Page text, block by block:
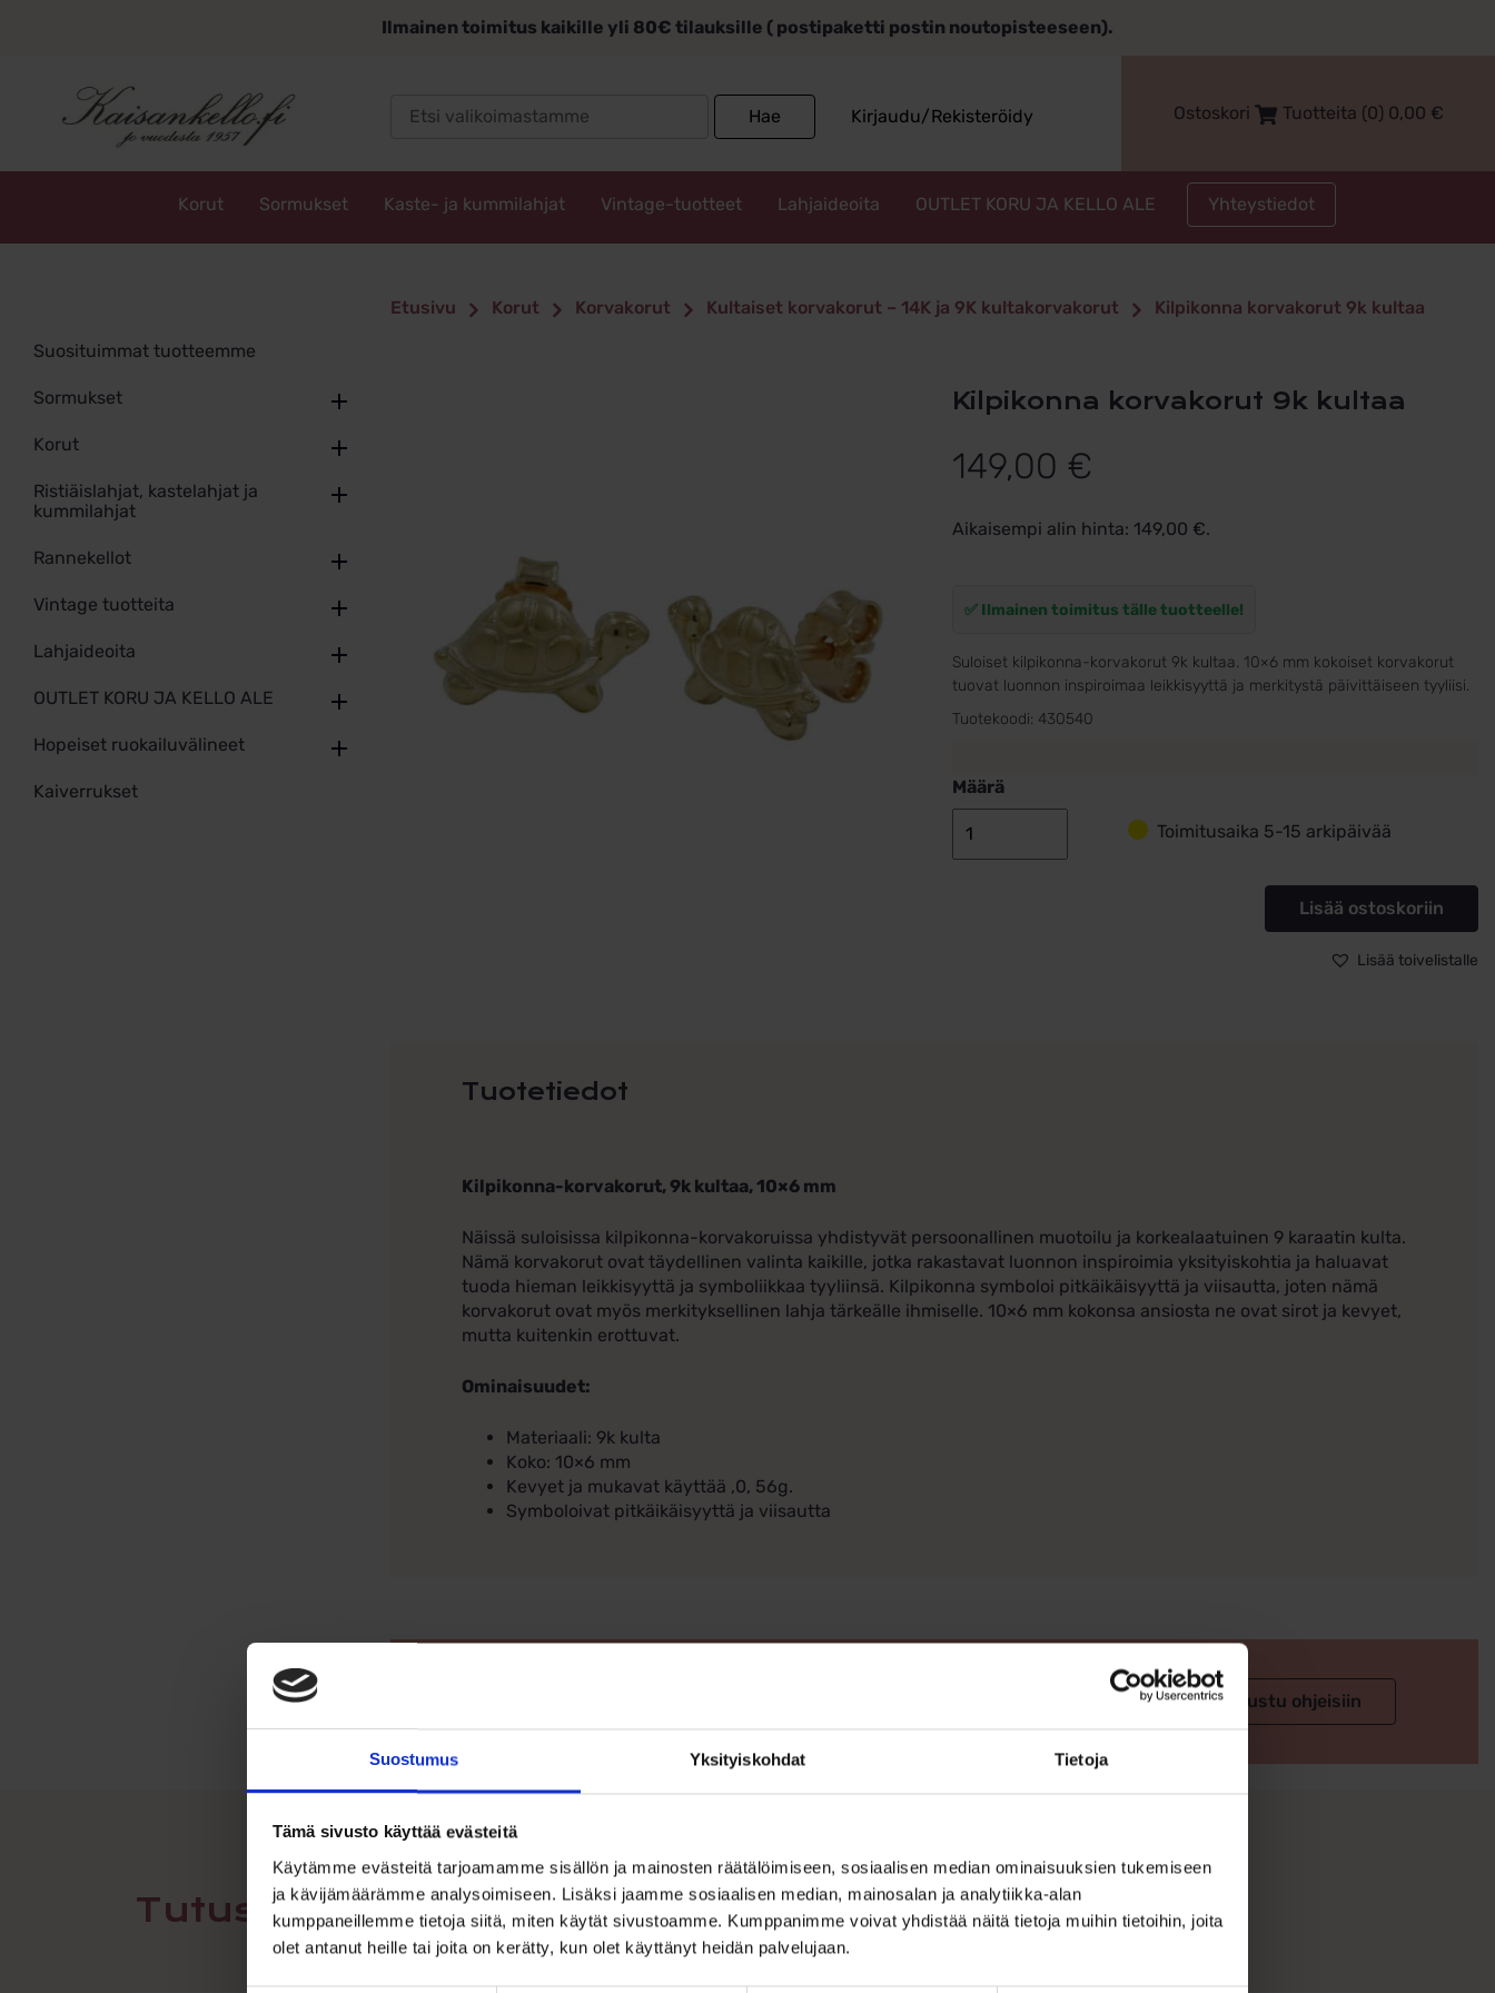
Suostumus Yksityiskohdat Tietoja
Tämä sivusto käyttää evästeitä
Käytämme evästeitä tarjoamamme sisällön ja mainosten räätälöimiseen, sosiaalisen median ominaisuuksien tukemiseen
ja kävijämäärämme analysoimiseen. Lisäksi jaamme sosiaalisen median, mainosalan ja analytiikka-alan
kumppaneillemme tietoja siitä, miten käytät sivustoamme. Kumppanimme voivat yhdistää näitä tietoja muihin tietoihin, joita
olet antanut heille tai joita on kerätty, kun olet käyttänyt heidän palvelujaan.
Ilmainen toimitus kaikille yli 80€ tilauksille ( postipaketti postin noutopisteeseen).
Hae Kirjaudu/Rekisteröidy Ostoskori Tuotteita (0) 0,00 €
Korut Sormukset Kaste- ja kummilahjat Vintage-tuotteet Lahjaideoita OUTLET KORU JA KELLO ALE Yhteystiedot
Suosituimmat tuotteemme
Sormukset
Korut
Ristiäislahjat, kastelahjat ja
kummilahjat
Rannekellot
Vintage tuotteita
Lahjaideoita
OUTLET KORU JA KELLO ALE
Hopeiset ruokailuvälineet
Kaiverrukset
Etusivu Korut Korvakorut Kultaiset korvakorut – 14K ja 9K kultakorvakorut Kilpikonna korvakorut 9k kultaa
Kilpikonna korvakorut 9k kultaa
149,00 €
Aikaisempi alin hinta: 149,00 €.
✅ Ilmainen toimitus tälle tuotteelle!
Suloiset kilpikonna-korvakorut 9k kultaa. 10×6 mm kokoiset korvakorut
tuovat luonnon inspiroimaa leikkisyyttä ja merkitystä päivittäiseen tyyliisi.
Tuotekoodi: 430540
Määrä
Kilpikonna
Toimitusaika 5-15 arkipäivää
Lisää ostoskoriin
Lisää toivelistalle
Tuotetiedot
Kilpikonna-korvakorut, 9k kultaa, 10×6 mm
Näissä suloisissa kilpikonna-korvakoruissa yhdistyvät persoonallinen muotoilu ja korkealaatuinen 9 karaatin kulta.
Nämä korvakorut ovat täydellinen valinta kaikille, jotka rakastavat luonnon inspiroimia yksityiskohtia ja haluavat
tuoda hieman leikkisyyttä ja symboliikkaa tyyliinsä. Kilpikonna symboloi pitkäikäisyyttä ja viisautta, joten nämä
korvakorut ovat myös merkityksellinen lahja tärkeälle ihmiselle. 10×6 mm kokonsa ansiosta ne ovat sirot ja kevyet,
mutta kuitenkin erottuvat.
Ominaisuudet:
Materiaali: 9k kulta
Koko: 10×6 mm
Kevyet ja mukavat käyttää ,0, 56g.
Symboloivat pitkäikäisyyttä ja viisautta
Ohjeita sormuksen tai korun koon valintaan Tutustu ohjeisiin
Tutustu myös